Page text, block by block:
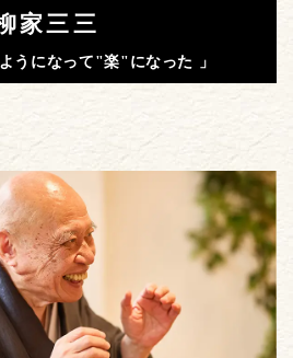
家三三
うになって"楽"になった 」